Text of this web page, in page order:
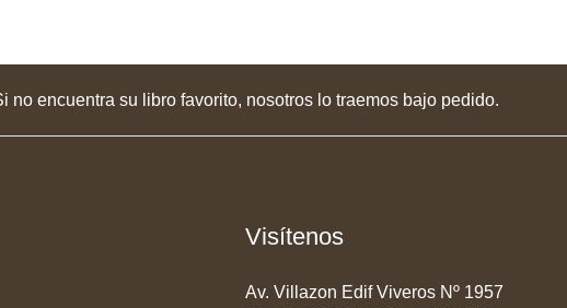
no encuentra su libro favorito, nosotros lo traemos bajo pedido.
Visítenos
Av. Villazon Edif Viveros Nº 1957